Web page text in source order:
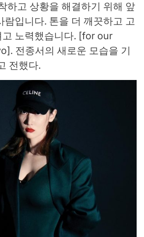
하고 상황을 해결하기 위해 앞
람입니다. 톤을 더 깨끗하고 고
고 노력했습니다. [for our
전종서의 새로운 모습을 기
전했다.